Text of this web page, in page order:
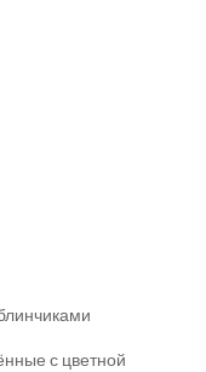
с цветной